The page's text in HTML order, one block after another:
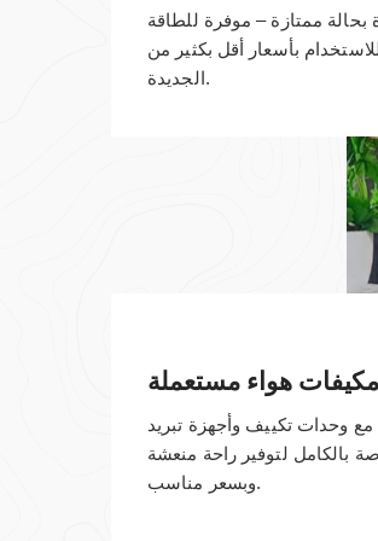
بحالة ممتازة – موفرة للطاقة
بأسعار أقل بكثير من
الجديدة.
مكيفات هواء مستعملة
مع وحدات تكييف وأجهزة تبريد
بالكامل لتوفير راحة منعشة
وبسعر مناسب.